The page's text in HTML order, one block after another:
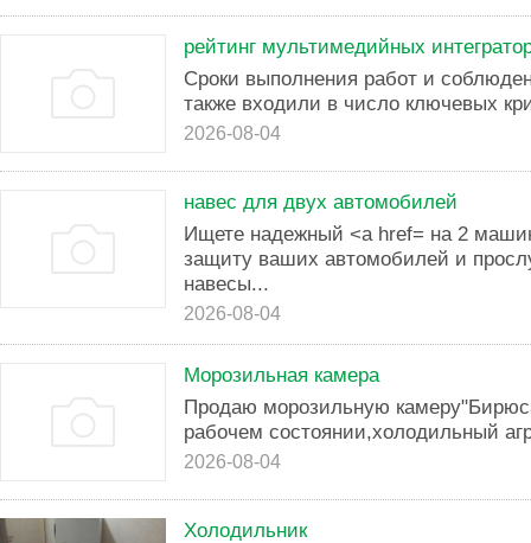
рейтинг мультимедийных
Сроки выполнения работ и
также входили в число ключевых
2026-08-04
навес для двух автомобилей
Ищете надежный <a href= на 2
защиту ваших автомобилей и
навесы...
2026-08-04
Морозильная камера
Продаю морозильную
рабочем состоянии,холодильный
2026-08-04
Холодильник